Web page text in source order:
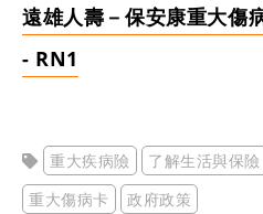
遠雄人壽－保安康重大傷
- RN1
重大疾病險 了解生活與保險
重大傷病卡
政府政策